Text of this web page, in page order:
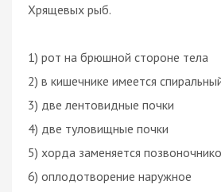
Хрящевых рыб.
1) рот на брюшной стороне тела
2) в кишечнике имеется
3) две лентовидные почки
4) две туловищные почки
5) хорда заменяется
6) оплодотворение наружное